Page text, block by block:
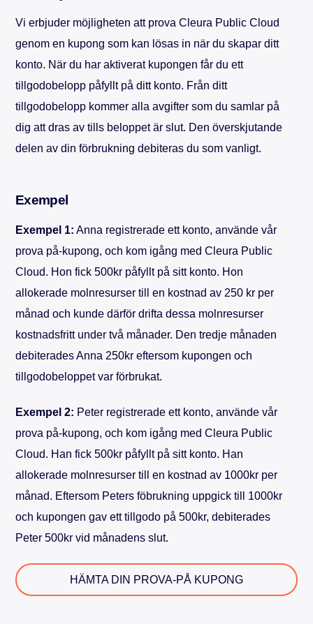
Vi erbjuder möjligheten att prova Cleura Public Cloud
genom en kupong som kan lösas in när du skapar ditt
konto. När du har aktiverat kupongen får du ett
tillgodobelopp påfyllt på ditt konto. Från ditt
tillgodobelopp kommer alla avgifter som du samlar på
dig att dras av tills beloppet är slut. Den överskjutande
delen av din förbrukning debiteras du som vanligt.
Exempel
Exempel 1: Anna registrerade ett konto, använde vår
prova på-kupong, och kom igång med Cleura Public
Cloud. Hon fick 500kr påfyllt på sitt konto. Hon
allokerade molnresurser till en kostnad av 250 kr per
månad och kunde därför drifta dessa molnresurser
kostnadsfritt under två månader. Den tredje månaden
debiterades Anna 250kr eftersom kupongen och
tillgodobeloppet var förbrukat.
Exempel 2: Peter registrerade ett konto, använde vår
prova på-kupong, och kom igång med Cleura Public
Cloud. Han fick 500kr påfyllt på sitt konto. Han
allokerade molnresurser till en kostnad av 1000kr per
månad. Eftersom Peters föbrukning uppgick till 1000kr
och kupongen gav ett tillgodo på 500kr, debiterades
Peter 500kr vid månadens slut.
HÄMTA DIN PROVA-PÅ KUPONG